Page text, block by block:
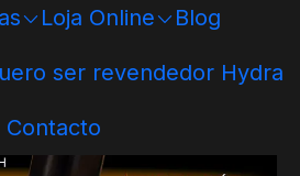
Loja Online Blog
ser revendedor Hydra
Contacto